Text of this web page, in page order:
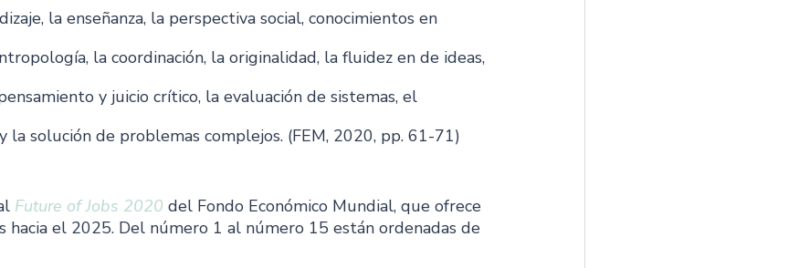
la enseñanza, la perspectiva social, conocimientos en
la coordinación, la originalidad, la fluidez en de ideas,
y juicio crítico, la evaluación de sistemas, el
la solución de problemas complejos. (FEM, 2020, pp. 61-71)
Future of Jobs 2020 del Fondo Económico Mundial, que ofrece
hacia el 2025. Del número 1 al número 15 están ordenadas de